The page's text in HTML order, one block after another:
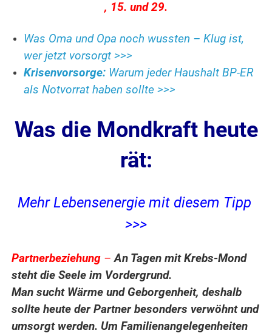
, 15. und 29.
Was Oma und Opa noch wussten – Klug ist,
wer jetzt vorsorgt >>>
Krisenvorsorge: Warum jeder Haushalt BP-ER
als Notvorrat haben sollte >>>
Was die Mondkraft heute
rät:
Mehr Lebensenergie mit diesem Tipp
>>>
Partnerbeziehung –An Tagen mit Krebs-Mond
steht die Seele im Vordergrund.
Man sucht Wärme und Geborgenheit, deshalb
sollte heute der Partner besonders verwöhnt und
umsorgt werden. Um Familienangelegenheiten